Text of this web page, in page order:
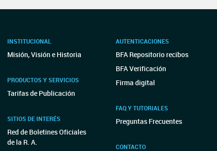
INSTITUCIONAL
Misión, Visión e Historia
PRODUCTOS Y SERVICIOS
Tarifas de Publicación
SITIOS DE INTERÉS
Red de Boletines Oficiales
de la R. A.
AUTENTICACIONES
BFA Repositorio recibos
BFA Verificación
Firma digital
FAQ Y TUTORIALES
Preguntas Frecuentes
CONTACTO